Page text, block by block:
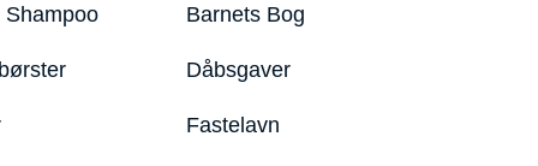
Shampoo Barnets Bog
Dåbsgaver
Fastelavn